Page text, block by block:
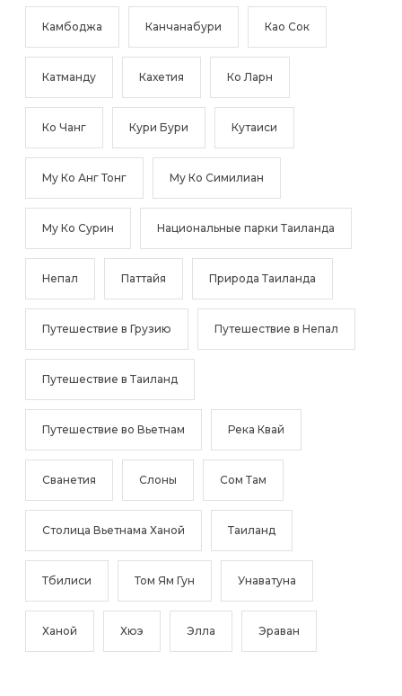
Камбоджа Канчанабури Као Сок
Катманду Кахетия Ко Ларн
Ко Чанг Кури Бури Кутаиси
Му Ко Анг Тонг Му Ко Симилиан
Му Ко Сурин Национальные парки Таиланда
Непал Паттайя Природа Таиланда
Путешествие в Грузию Путешествие в Непал
Путешествие в Таиланд
Путешествие во Вьетнам Река Квай
Сванетия Слоны Сом Там
Столица Вьетнама Ханой Таиланд
Тбилиси Том Ям Гун Унаватуна
Ханой Хюэ Элла Эраван